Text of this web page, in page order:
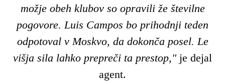
možje obeh klubov so opravili že številne
pogovore. Luis Campos bo prihodnji teden
odpotoval v Moskvo, da dokonča posel. Le
višja sila lahko prepreči ta prestop,"je dejal
agent.